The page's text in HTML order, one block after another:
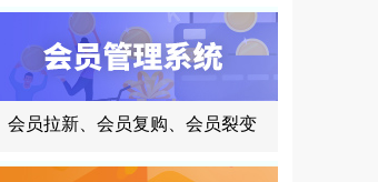
会员拉新、会员复购、会员裂变